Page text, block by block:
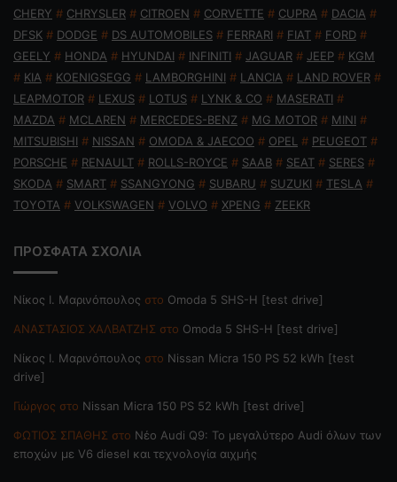
CHERY # CHRYSLER # CITROEN # CORVETTE # CUPRA # DACIA #
DFSK # DODGE # DS AUTOMOBILES # FERRARI # FIAT # FORD #
GEELY # HONDA # HYUNDAI # INFINITI # JAGUAR # JEEP # KGM
# KIA # KOENIGSEGG # LAMBORGHINI # LANCIA # LAND ROVER #
LEAPMOTOR # LEXUS # LOTUS # LYNK & CO # MASERATI #
MAZDA # MCLAREN # MERCEDES-BENZ # MG MOTOR # MINI #
MITSUBISHI # NISSAN # OMODA & JAECOO # OPEL # PEUGEOT #
PORSCHE # RENAULT # ROLLS-ROYCE # SAAB # SEAT # SERES #
SKODA # SMART # SSANGYONG # SUBARU # SUZUKI # TESLA #
TOYOTA # VOLKSWAGEN # VOLVO # XPENG # ZEEKR
ΠΡΟΣΦΑΤΑ ΣΧΟΛΙΑ
Nίκος Ι. Mαρινόπουλος στο Omoda 5 SHS-H [test drive]
ΑΝΑΣΤΑΣΙΟΣ ΧΑΛΒΑΤΖΗΣ στο Omoda 5 SHS-H [test drive]
Nίκος Ι. Mαρινόπουλος στο Nissan Micra 150 PS 52 kWh [test
drive]
Γιώργος στο Nissan Micra 150 PS 52 kWh [test drive]
ΦΩΤΙΟΣ ΣΠΑΘΗΣ στο Νέο Audi Q9: Το μεγαλύτερο Audi όλων των
εποχών με V6 diesel και τεχνολογία αιχμής